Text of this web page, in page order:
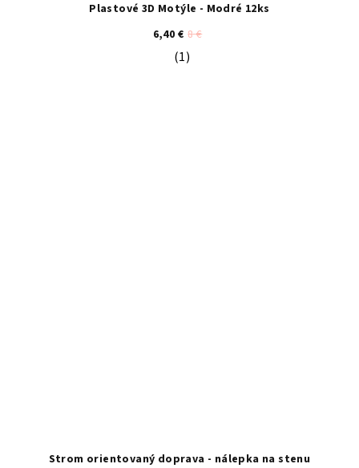
Plastové 3D Motýle - Modré 12ks
6,40 € 8 €
Priemerné hodnotenie produktu
(1)
Strom orientovaný doprava - nálepka na stenu